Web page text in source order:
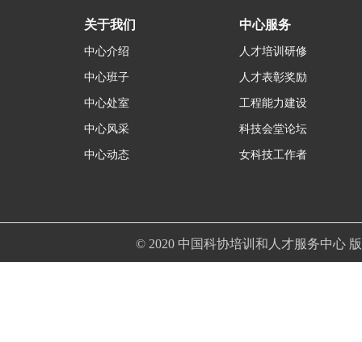
关于我们
中心介绍
中心班子
中心处室
中心风采
中心动态
中心服务
人才培训研修
人才表彰奖励
工程能力建设
科技会堂论坛
女科技工作者
© 2020 中国科协培训和人才服务中心